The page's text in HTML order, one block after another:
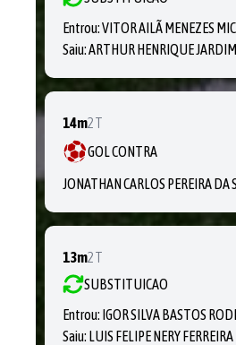
Entrou:VITOR AILÃ MENEZES
Saiu:ARTHUR HENRIQUE
14m2T
GOL CONTRA
JONATHAN CARLOS PEREIRA DA
13m2T
SUBSTITUICAO
Entrou: IGOR SILVA BASTOS
Saiu: LUIS FELIPE NERY FERREIRA